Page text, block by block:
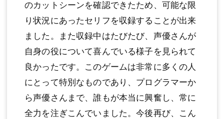
のカットシーンを確認できたため、可能な限
り状況にあったセリフを収録することが出来
ました。また収録中はたびたび、声優さんが
自身の役について喜んでいる様子を見られて
良かったです。このゲームは非常に多くの人
にとって特別なものであり、プログラマーか
ら声優さんまで、誰もが本当に興奮し、常に
全力を注ぎこんでいました。今後再び、こん